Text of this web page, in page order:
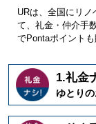
URは、全国にリ
て、礼金・仲介手
でPontaポイント
1.礼金
ゆとり